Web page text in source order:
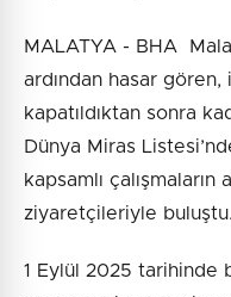
MALATYA - BHA
ardından hasar
kapatıldıktan sonra
Dünya Miras
kapsamlı çalışmaların
ziyaretçileriyle buluştu.
1 Eylül 2025 tarihinde